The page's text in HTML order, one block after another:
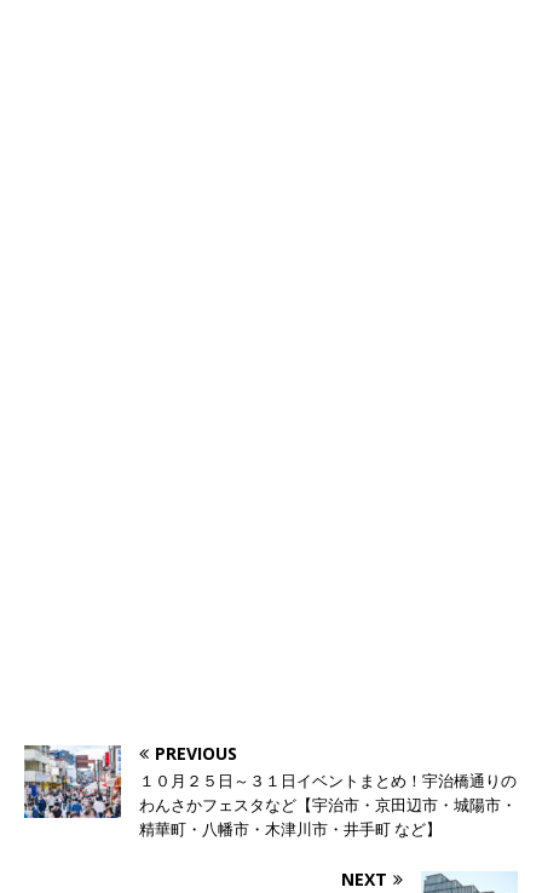
PREVIOUS
１０月２５日～３１日イベントまとめ！宇治橋通りの
わんさかフェスタなど【宇治市・京田辺市・城陽市・
精華町・八幡市・木津川市・井手町 など】
NEXT